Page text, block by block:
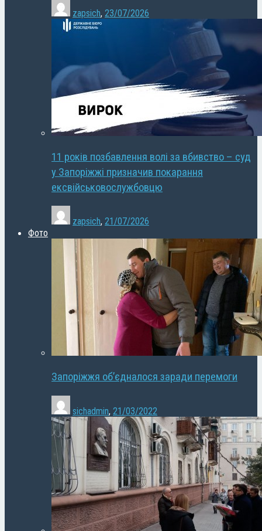
zapsich, 23/07/2026
11 років позбавлення волі за вбивство – суд
у Запоріжжі призначив покарання
ексвійськовослужбовцю
zapsich, 21/07/2026
Фото
Запоріжжя об’єдналося заради перемоги
sichadmin, 21/03/2022